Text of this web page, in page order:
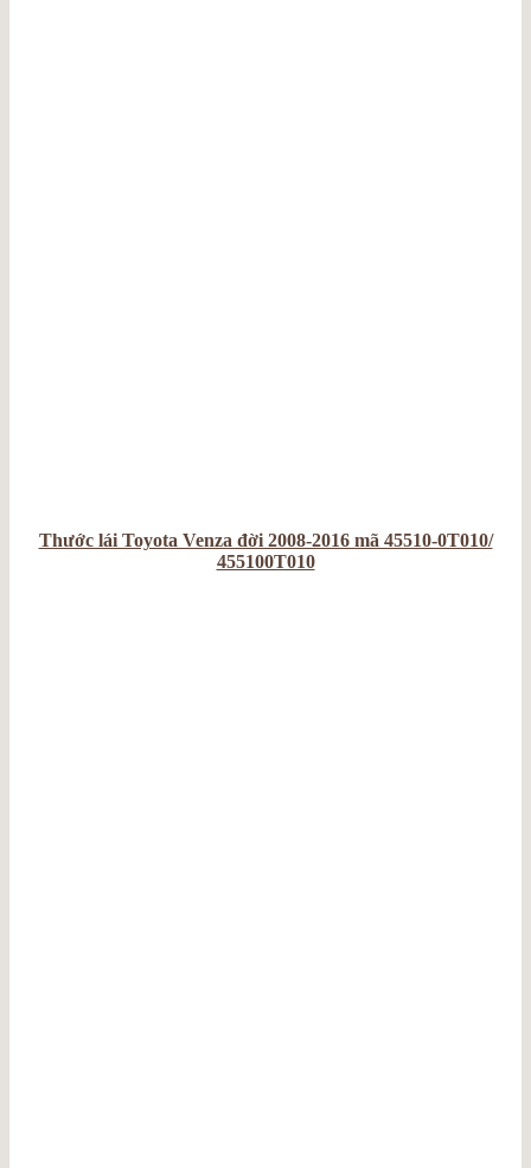
Thước lái Toyota Venza đời 2008-2016 mã 45510-0T010/
455100T010